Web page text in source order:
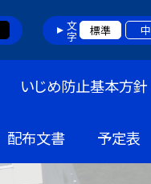
文字 標準 中
いじめ防止基本方針
配布文書 予定表